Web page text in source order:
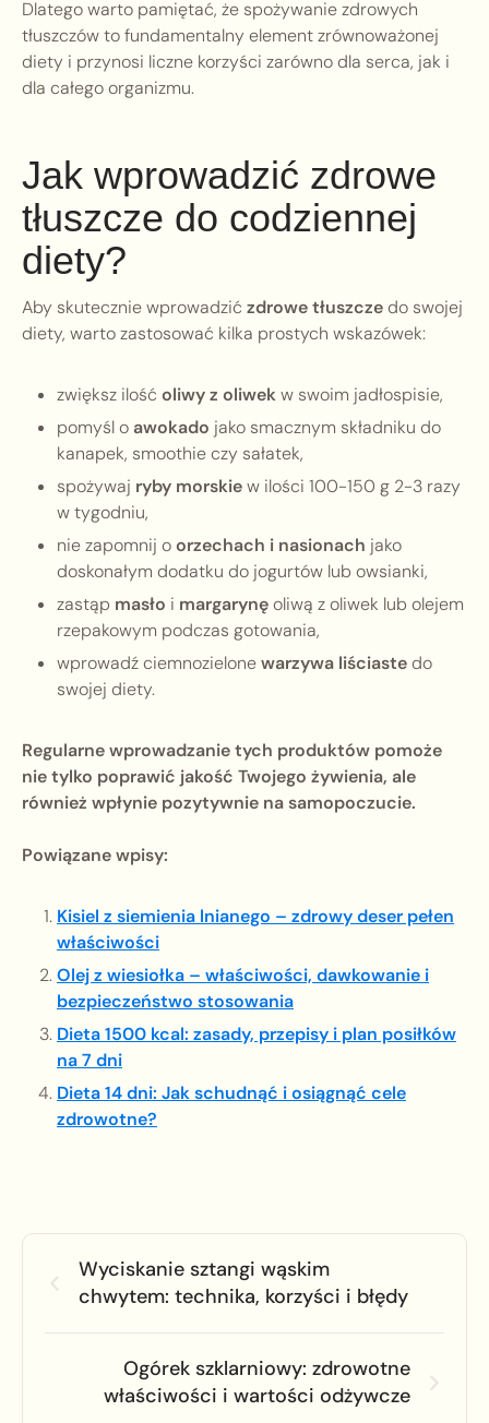
Dlatego warto pamiętać, że spożywanie zdrowych
tłuszczów to fundamentalny element zrównoważonej
diety i przynosi liczne korzyści zarówno dla serca, jak i
dla całego organizmu.
Jak wprowadzić zdrowe
tłuszcze do codziennej
diety?
Aby skutecznie wprowadzić zdrowe tłuszczedo swojej
diety, warto zastosować kilka prostych wskazówek:
zwiększ ilość oliwy z oliwekw swoim jadłospisie,
pomyśl oawokado jako smacznym składniku do
kanapek, smoothie czy sałatek,
spożywaj ryby morskiew ilości 100-150 g 2-3 razy
w tygodniu,
nie zapomnij oorzechach i nasionach jako
doskonałym dodatku do jogurtów lub owsianki,
zastąp masło i margarynęoliwą z oliwek lub olejem
rzepakowym podczas gotowania,
wprowadź ciemnozielonewarzywa liściastedo
swojej diety.
Regularne wprowadzanie tych produktów pomoże
nie tylko poprawić jakość Twojego żywienia, ale
również wpłynie pozytywnie na samopoczucie.
Powiązane wpisy:
Kisiel z siemienia lnianego – zdrowy deser pełen
właściwości
Olej z wiesiołka – właściwości, dawkowanie i
bezpieczeństwo stosowania
Dieta 1500 kcal: zasady, przepisy i plan posiłków
na 7 dni
Dieta 14 dni: Jak schudnąć i osiągnąć cele
zdrowotne?
Wyciskanie sztangi wąskim
chwytem: technika, korzyści i błędy
Ogórek szklarniowy: zdrowotne
właściwości i wartości odżywcze